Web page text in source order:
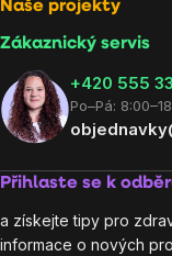
Naše projekty
Zákaznický servis
‭+420 555
Po–Pá:
Přihlaste se k
a získejte tipy pro
informace o nových